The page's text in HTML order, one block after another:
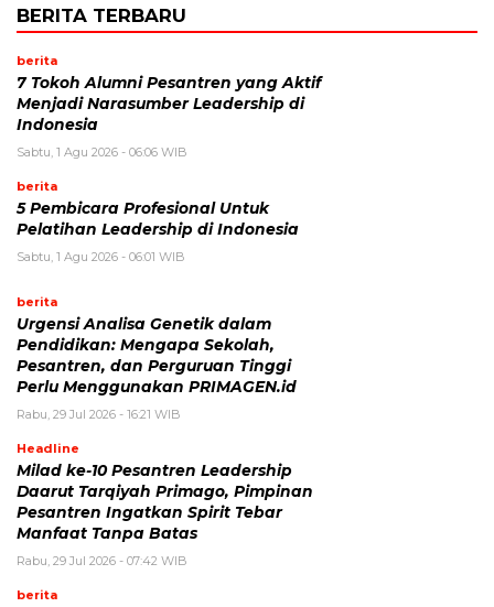
BERITA TERBARU
berita
7 Tokoh Alumni Pesantren yang Aktif
Menjadi Narasumber Leadership di
Indonesia
Sabtu, 1 Agu 2026 - 06:06 WIB
berita
5 Pembicara Profesional Untuk
Pelatihan Leadership di Indonesia
Sabtu, 1 Agu 2026 - 06:01 WIB
berita
Urgensi Analisa Genetik dalam
Pendidikan: Mengapa Sekolah,
Pesantren, dan Perguruan Tinggi
Perlu Menggunakan PRIMAGEN.id
Rabu, 29 Jul 2026 - 16:21 WIB
Headline
Milad ke-10 Pesantren Leadership
Daarut Tarqiyah Primago, Pimpinan
Pesantren Ingatkan Spirit Tebar
Manfaat Tanpa Batas
Rabu, 29 Jul 2026 - 07:42 WIB
berita